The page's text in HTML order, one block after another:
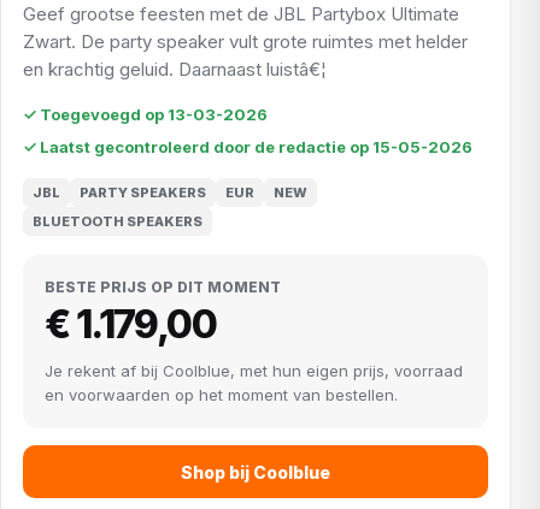
Geef grootse feesten met de JBL Partybox Ultimate
Zwart. De party speaker vult grote ruimtes met helder
en krachtig geluid. Daarnaast luistâ€¦
✓ Toegevoegd op 13-03-2026
✓ Laatst gecontroleerd door de redactie op 15-05-2026
JBL PARTY SPEAKERS EUR
NEW
BLUETOOTH SPEAKERS
BESTE PRIJS OP DIT MOMENT
€ 1.179,00
Je rekent af bij Coolblue, met hun eigen prijs, voorraad
en voorwaarden op het moment van bestellen.
Shop bij Coolblue